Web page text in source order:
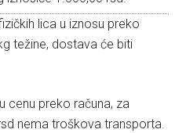
lica u iznosu preko
težine, dostava će biti
cenu preko računa, za
nema troškova transporta.